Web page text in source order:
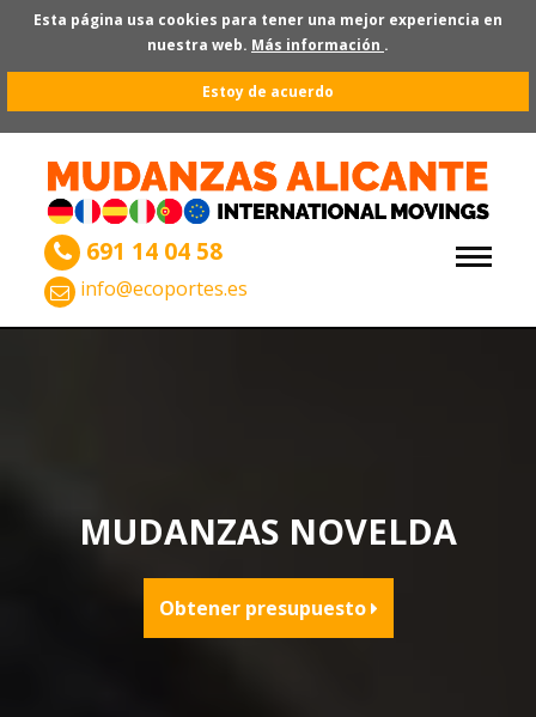
Esta página usa cookies para tener una mejor experiencia en
nuestra web. Más información .
Estoy de acuerdo
691 14 04 58
info@ecoportes.es
MUDANZAS NOVELDA
Obtener presupuesto